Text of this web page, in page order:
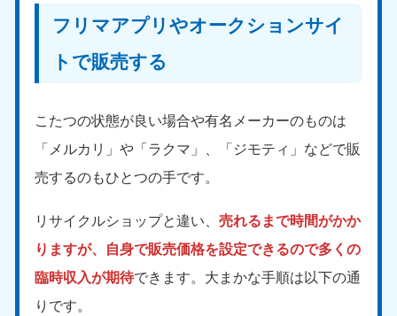
フリマアプリやオークションサイ
トで販売する
こたつの状態が良い場合や有名メーカーのものは
「メルカリ」や「ラクマ」、「ジモティ」などで販
売するのもひとつの手です。
リサイクルショップと違い、売れるまで時間がかか
りますが、自身で販売価格を設定できるので多くの
臨時収入が期待できます。大まかな手順は以下の通
りです。